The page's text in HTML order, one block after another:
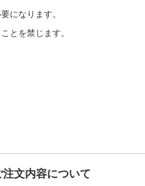
になります。
とを禁じます。
注文内容について